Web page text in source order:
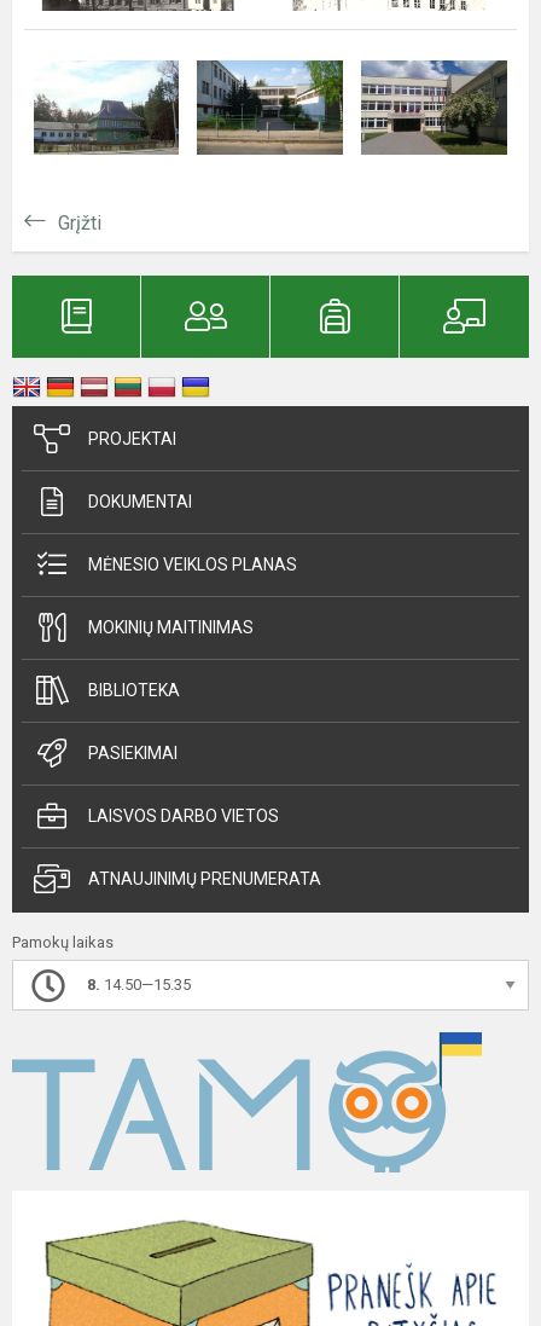
Grįžti
PROJEKTAI
DOKUMENTAI
MĖNESIO VEIKLOS PLANAS
MOKINIŲ MAITINIMAS
BIBLIOTEKA
PASIEKIMAI
LAISVOS DARBO VIETOS
ATNAUJINIMŲ PRENUMERATA
Pamokų laikas
8. 14.50—15.35